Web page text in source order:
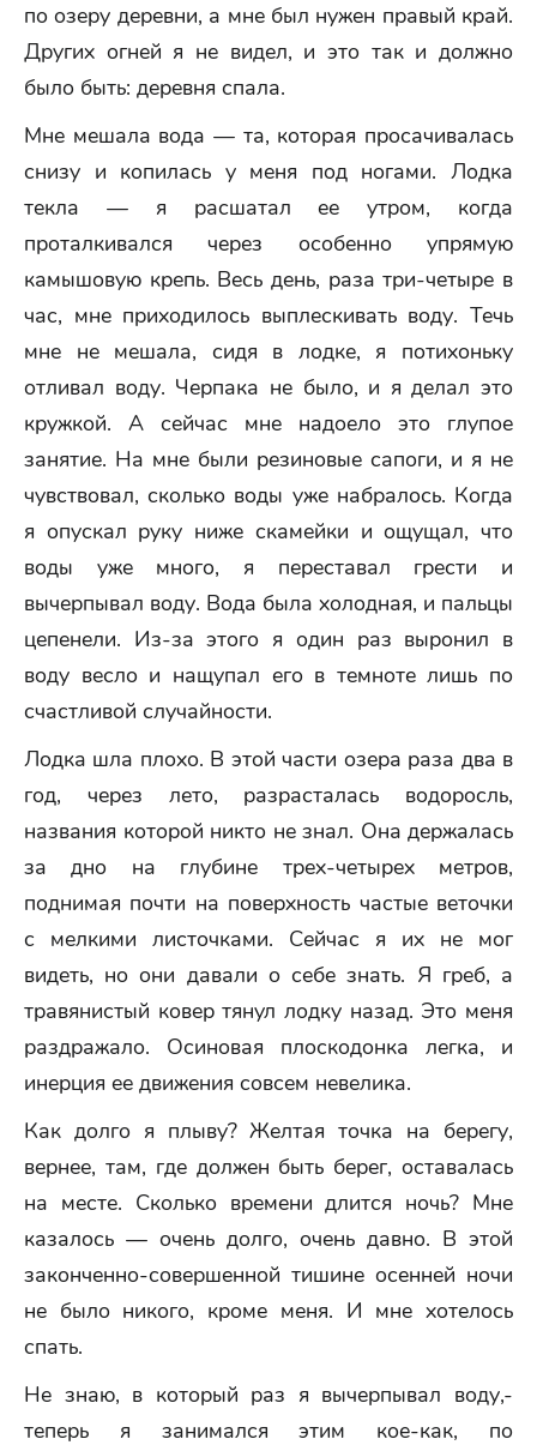
по озеру деревни, а мне был нужен правый край.
Других огней я не видел, и это так и должно
было быть: деревня спала.
Мне мешала вода — та, которая просачивалась
снизу и копилась у меня под ногами. Лодка
текла — я расшатал ее утром, когда
проталкивался через особенно упрямую
камышовую крепь. Весь день, раза три-четыре в
час, мне приходилось выплескивать воду. Течь
мне не мешала, сидя в лодке, я потихоньку
отливал воду. Черпака не было, и я делал это
кружкой. А сейчас мне надоело это глупое
занятие. На мне были резиновые сапоги, и я не
чувствовал, сколько воды уже набралось. Когда
я опускал руку ниже скамейки и ощущал, что
воды уже много, я переставал грести и
вычерпывал воду. Вода была холодная, и пальцы
цепенели. Из-за этого я один раз выронил в
воду весло и нащупал его в темноте лишь по
счастливой случайности.
Лодка шла плохо. В этой части озера раза два в
год, через лето, разрасталась водоросль,
названия которой никто не знал. Она держалась
за дно на глубине трех-четырех метров,
поднимая почти на поверхность частые веточки
с мелкими листочками. Сейчас я их не мог
видеть, но они давали о себе знать. Я греб, а
травянистый ковер тянул лодку назад. Это меня
раздражало. Осиновая плоскодонка легка, и
инерция ее движения совсем невелика.
Как долго я плыву? Желтая точка на берегу,
вернее, там, где должен быть берег, оставалась
на месте. Сколько времени длится ночь? Мне
казалось — очень долго, очень давно. В этой
законченно-совершенной тишине осенней ночи
не было никого, кроме меня. И мне хотелось
спать.
Не знаю, в который раз я вычерпывал воду,-
теперь я занимался этим кое-как, по